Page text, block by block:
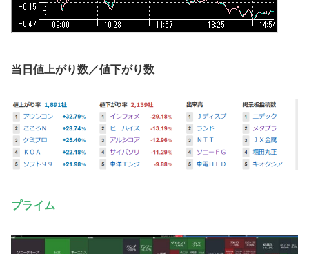
当日値上がり数／値下がり数
プライム